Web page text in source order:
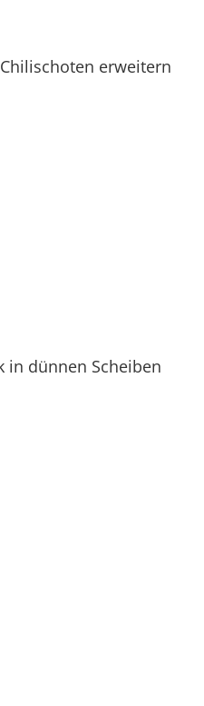
erweitern
in dünnen Scheiben